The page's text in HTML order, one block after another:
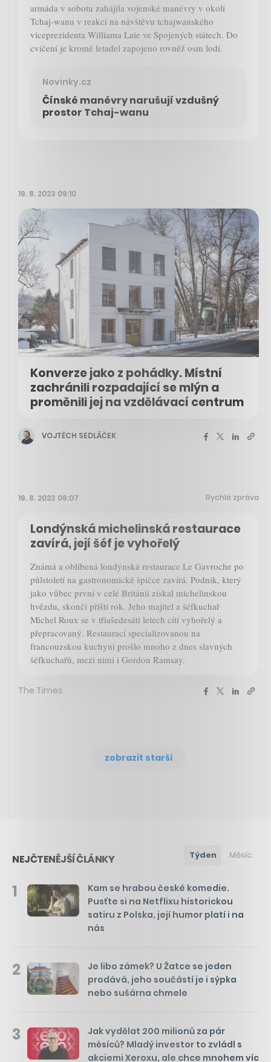
armáda v sobotu zahájila vojenské manévry v okolí
Tchaj-wanu v reakci na návštěvu tchajwanského
viceprezidenta Williama Laie ve Spojených státech. Do
cvičení je kromě letadel zapojeno rovněž osm lodí.
Novinky.cz
Čínské manévry narušují vzdušný
prostor Tchaj-wanu
19. 8. 2023 09:10
Konverze jako z pohádky. Místní
zachránili rozpadající se mlýn a
proměnili jej na vzdělávací centrum
VOJTĚCH SEDLÁČEK
19. 8. 2023 08:07 Rychlá zpráva
Londýnská michelinská restaurace
zavírá, její šéf je vyhořelý
Známá a oblíbená londýnská restaurace Le Gavroche po
půlstoletí na gastronomické špičce zavírá. Podnik, který
jako vůbec první v celé Británii získal michelinskou
hvězdu, skončí příští rok. Jeho majitel a šéfkuchař
Michel Roux se v třiašedesáti letech cítí vyhořelý a
přepracovaný. Restaurací specializovanou na
francouzskou kuchyni prošlo mnoho z dnes slavných
šéfkuchařů, mezi nimi i Gordon Ramsay.
The Times
zobrazit starší
NEJČTENĚJŠÍ ČLÁNKY Týden Měsíc
1
Kam se hrabou české komedie.
Pusťte si na Netflixu historickou
satiru z Polska, její humor platí i na
nás
2
Je libo zámek? U Žatce se jeden
prodává, jeho součástí je i sýpka
nebo sušárna chmele
3
Jak vydělat 200 milionů za pár
měsíců? Mladý investor to zvládl s
akciemi Xeroxu, ale chce mnohem víc